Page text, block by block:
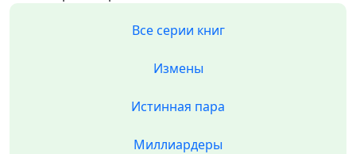
Все серии книг
Измены
Истинная пара
Миллиардеры